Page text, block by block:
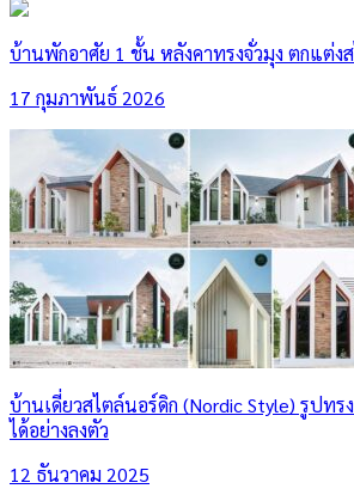
บ้านพักอาศัย 1 ชั้น หลังคาทรงจั่วมุง ตกแต่ง
17 กุมภาพันธ์ 2026
บ้านเดี่ยวสไตล์นอร์ดิก (Nordic Style) รูปท
ได้อย่างลงตัว
12 ธันวาคม 2025